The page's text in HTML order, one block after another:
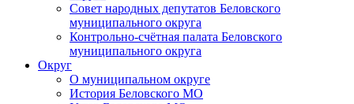
Совет народных депутатов Беловского
муниципального округа
Контрольно-счётная палата Беловского
муниципального округа
Округ
О муниципальном округе
История Беловского МО